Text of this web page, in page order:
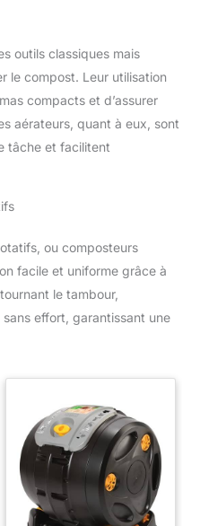
outils classiques mais
le compost. Leur utilisation
compacts et d’assurer
aérateurs, quant à eux, sont
tâche et facilitent
ou composteurs
facile et uniforme grâce à
le tambour,
sans effort, garantissant une